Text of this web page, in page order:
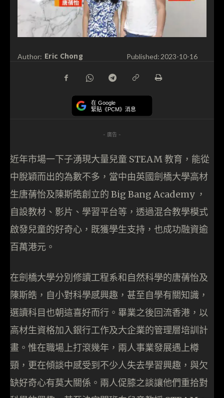
Author: Eric Chong Published: 2023-10-16
在 Google
緊貼《PCM》消息
- 廣告 -
近年市場一下子湧現大量兒童 STEAM 教育，能從
中脫穎而出的為數不多，當中由英國劍橋大學高材
生唐蒨怡及陳斯皓創立的 Big Bang Academy ，
自設教材、影片、學習平台等，透過混合教學模式
啟發兒童的好奇心，既獲學生支持，也成功融資逾
百萬港元。
在劍橋大學分別修讀工程系和自然科學的唐蒨怡及
陳斯皓，自小對科學感興趣，甚至自學有關知識，
選讀科目也朝這喜好而行。畢業之後回流香港，以
高材生資格加入銀行工作及大企業的管理層培訓計
畫。惟在職場上打滾幾年，兩人事業發展遇上樽
頸，更在傾談中感受到不少人失去學習興趣，與欠
缺好奇心有莫大關係。兩人促膝之談讓他們重拾對